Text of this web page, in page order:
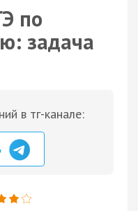
по
задача
в тг-канале: